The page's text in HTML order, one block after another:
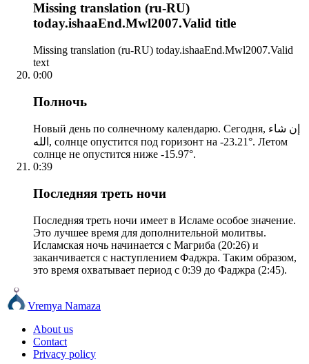
Missing translation (ru-RU)
today.ishaaEnd.Mwl2007.Valid title
Missing translation (ru-RU) today.ishaaEnd.Mwl2007.Valid
text
0:00
Полночь
Новый день по солнечному календарю. Сегодня, إن شاء
الله, солнце опустится под горизонт на -23.21°. Летом
солнце не опустится ниже -15.97°.
0:39
Последняя треть ночи
Последняя треть ночи имеет в Исламе особое значение.
Это лучшее время для дополнительной молитвы.
Исламская ночь начинается с Магриба (20:26) и
заканчивается с наступлением Фаджра. Таким образом,
это время охватывает период с 0:39 до Фаджра (2:45).
Vremya Namaza
About us
Contact
Privacy policy